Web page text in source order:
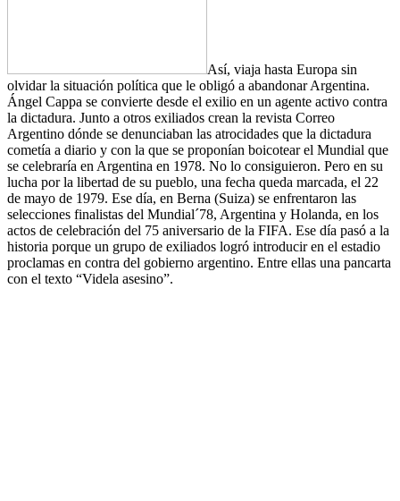
Así, viaja hasta Europa sin
olvidar la situación política que le obligó a abandonar Argentina.
Ángel Cappa se convierte desde el exilio en un agente activo contra
la dictadura. Junto a otros exiliados crean la revista Correo
Argentino dónde se denunciaban las atrocidades que la dictadura
cometía a diario y con la que se proponían boicotear el Mundial que
se celebraría en Argentina en 1978. No lo consiguieron. Pero en su
lucha por la libertad de su pueblo, una fecha queda marcada, el 22
de mayo de 1979. Ese día, en Berna (Suiza) se enfrentaron las
selecciones finalistas del Mundial´78, Argentina y Holanda, en los
actos de celebración del 75 aniversario de la FIFA. Ese día pasó a la
historia porque un grupo de exiliados logró introducir en el estadio
proclamas en contra del gobierno argentino. Entre ellas una pancarta
con el texto “Videla asesino”.